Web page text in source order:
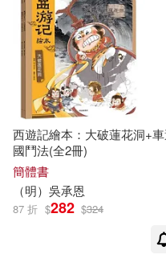
[瑞典]邁德森（
motteke(1)
《兒童的科學》編輯
《為民法而斗爭：
華誕祝壽文集》
くるわ亜希(1)
中國宇航出版社(1)
中國少年兒童出版社
中國市場出版社(1)
中國旅游出版社(1)
西遊記繪本：大破蓮花洞+
國鬥法(全2冊)
簡體書
（明）吳承恩
87 折 $282 $324